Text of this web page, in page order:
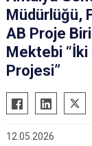
Akseki
Alanya
Elmalı
Gazipaşa
Gündoğmuş
Müdürlüğü,
AB Proje
Mektebi
Projesi”
12.05.2026